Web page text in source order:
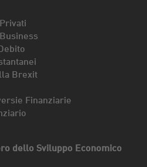
Brexit
Finanziarie
dello Sviluppo Economico